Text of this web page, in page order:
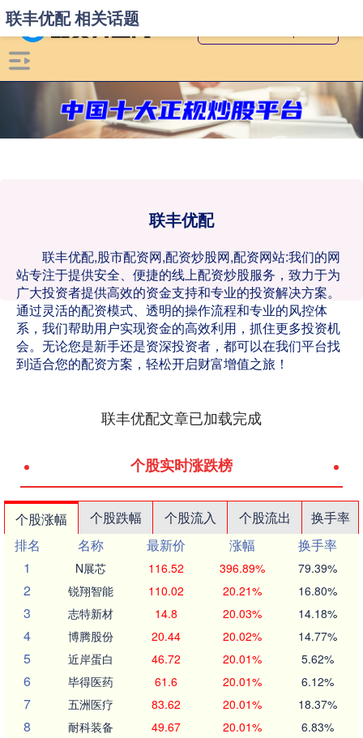
联丰优配
联丰优配,股市配资网,配资炒股网,配资网站:我们的网
站专注于提供安全、便捷的线上配资炒股服务，致力于为
广大投资者提供高效的资金支持和专业的投资解决方案。
通过灵活的配资模式、透明的操作流程和专业的风控体
系，我们帮助用户实现资金的高效利用，抓住更多投资机
会。无论您是新手还是资深投资者，都可以在我们平台找
到适合您的配资方案，轻松开启财富增值之旅！
联丰优配 相关话题
联丰优配文章已加载完成
个股实时涨跌榜
个股涨幅 个股跌幅 个股流入 个股流出
换手率
排名
名称 最新价 涨幅
换手率
1
N展芯 116.52 396.89% 79.39%
2 锐翔智能 110.02 20.21% 16.80%
3 志特新材 14.8 20.03% 14.18%
4 博腾股份 20.44 20.02% 14.77%
5 近岸蛋白 46.72 20.01% 5.62%
6 毕得医药 61.6 20.01% 6.12%
7 五洲医疗 83.62 20.01% 18.37%
8 耐科装备 49.67 20.01% 6.83%